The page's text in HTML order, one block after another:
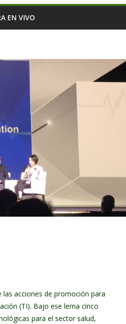
EN VIVO
acciones de promoción para
(TI). Bajo ese lema cinco
para el sector salud,